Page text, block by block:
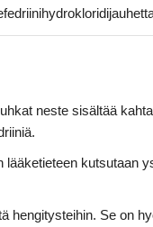
neste sisältää
lääketieteen kutsutaan
hengitysteihin. Se on